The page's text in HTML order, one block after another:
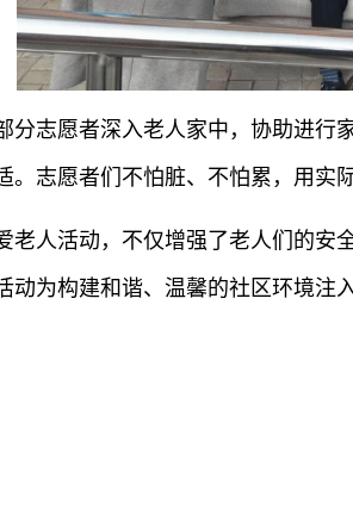
分志愿者深入老人家中，协助进行
。志愿者们不怕脏、不怕累，用实
老人活动，不仅增强了老人们的安
动为构建和谐、温馨的社区环境注